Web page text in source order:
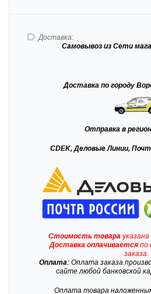
Доставка:
Самовывоз из Сети
Доставка по городу
Отправка в
CDEK, Деловые Линии,
Стоимость товарауказана
Доставкаоплачиваетсяпо
заказа.
Оплата: Оплата заказа
сайте любой банковской
Оплата товара